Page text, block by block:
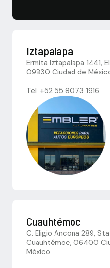
Iztapalapa
Ermita Iztapalapa 1441,
09830 Ciudad de
Tel: +52 55 8073 1916
Cuauhtémoc
C. Eligio Ancona 289,
Cuauhtémoc, 06400
México